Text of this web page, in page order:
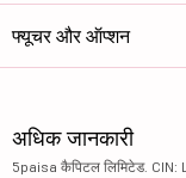
फ्यूचर और ऑप्शन
अधिक जानकारी
5paisa कैपिटल लिमिटेड. CIN: